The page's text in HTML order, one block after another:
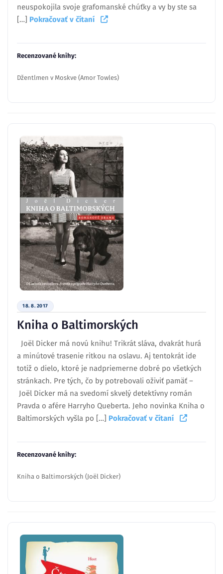
neuspokojila svoje grafomanské chúťky a vy by ste sa
[…] Pokračovať v čítaní
Recenzované knihy:
Džentlmen v Moskve (Amor Towles)
18. 8. 2017
Kniha o Baltimorských
Joël Dicker má novú knihu! Trikrát sláva, dvakrát hurá
a minútové trasenie ritkou na oslavu. Aj tentokrát ide
totiž o dielo, ktoré je nadpriemerne dobré po všetkých
stránkach. Pre tých, čo by potrebovali oživiť pamäť –
Joël Dicker má na svedomí skvelý detektívny román
Pravda o afére Harryho Queberta. Jeho novinka Kniha o
Baltimorských vyšla po […] Pokračovať v čítaní
Recenzované knihy:
Kniha o Baltimorských (Joël Dicker)